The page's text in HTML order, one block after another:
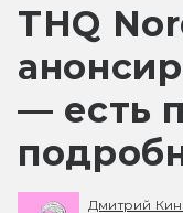
THQ
— есть
Дмитрий